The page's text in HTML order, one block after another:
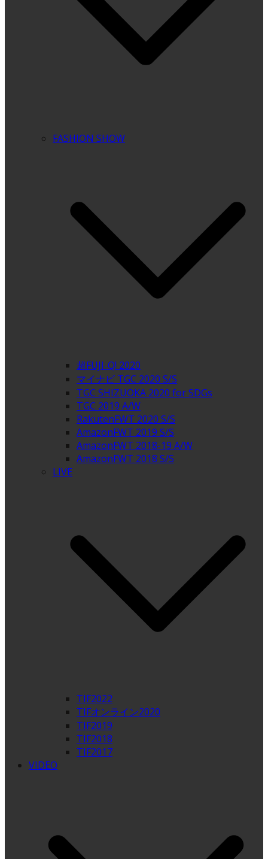
FASHION SHOW
超FUJI-Q! 2020
マイナビ TGC 2020 S/S
TGC SHIZUOKA 2020 for SDGs
TGC 2019 A/W
RakutenFWT 2020 S/S
AmazonFWT 2019 S/S
AmazonFWT 2018-19 A/W
AmazonFWT 2018 S/S
LIVE
TIF2022
TIFオンライン2020
TIF2019
TIF2018
TIF2017
VIDEO